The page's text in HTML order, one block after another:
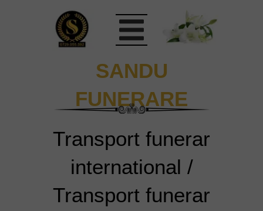
SANDU
FUNERARE
Transport funerar
international /
Transport funerar